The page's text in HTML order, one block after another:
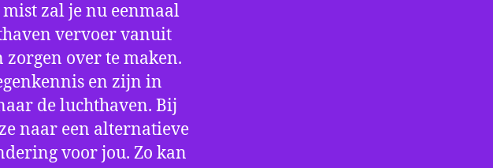
zal je nu eenmaal
vervoer vanuit
over te maken.
en zijn in
de luchthaven. Bij
naar een alternatieve
voor jou. Zo kan